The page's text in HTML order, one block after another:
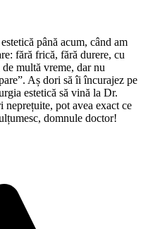
până acum, când am
fără frică, fără durere, cu
multă vreme, dar nu
Aș dori să îi încurajez pe
estetică să vină la Dr.
pot avea exact ce
domnule doctor!